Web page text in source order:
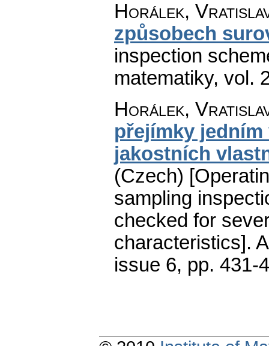
Horálek,
způsobech
inspection
matematiky, vol.
Horálek,
přejímky
jakostních
(Czech)
sampling
checked for
characteristics].
issue 6, pp. 431-